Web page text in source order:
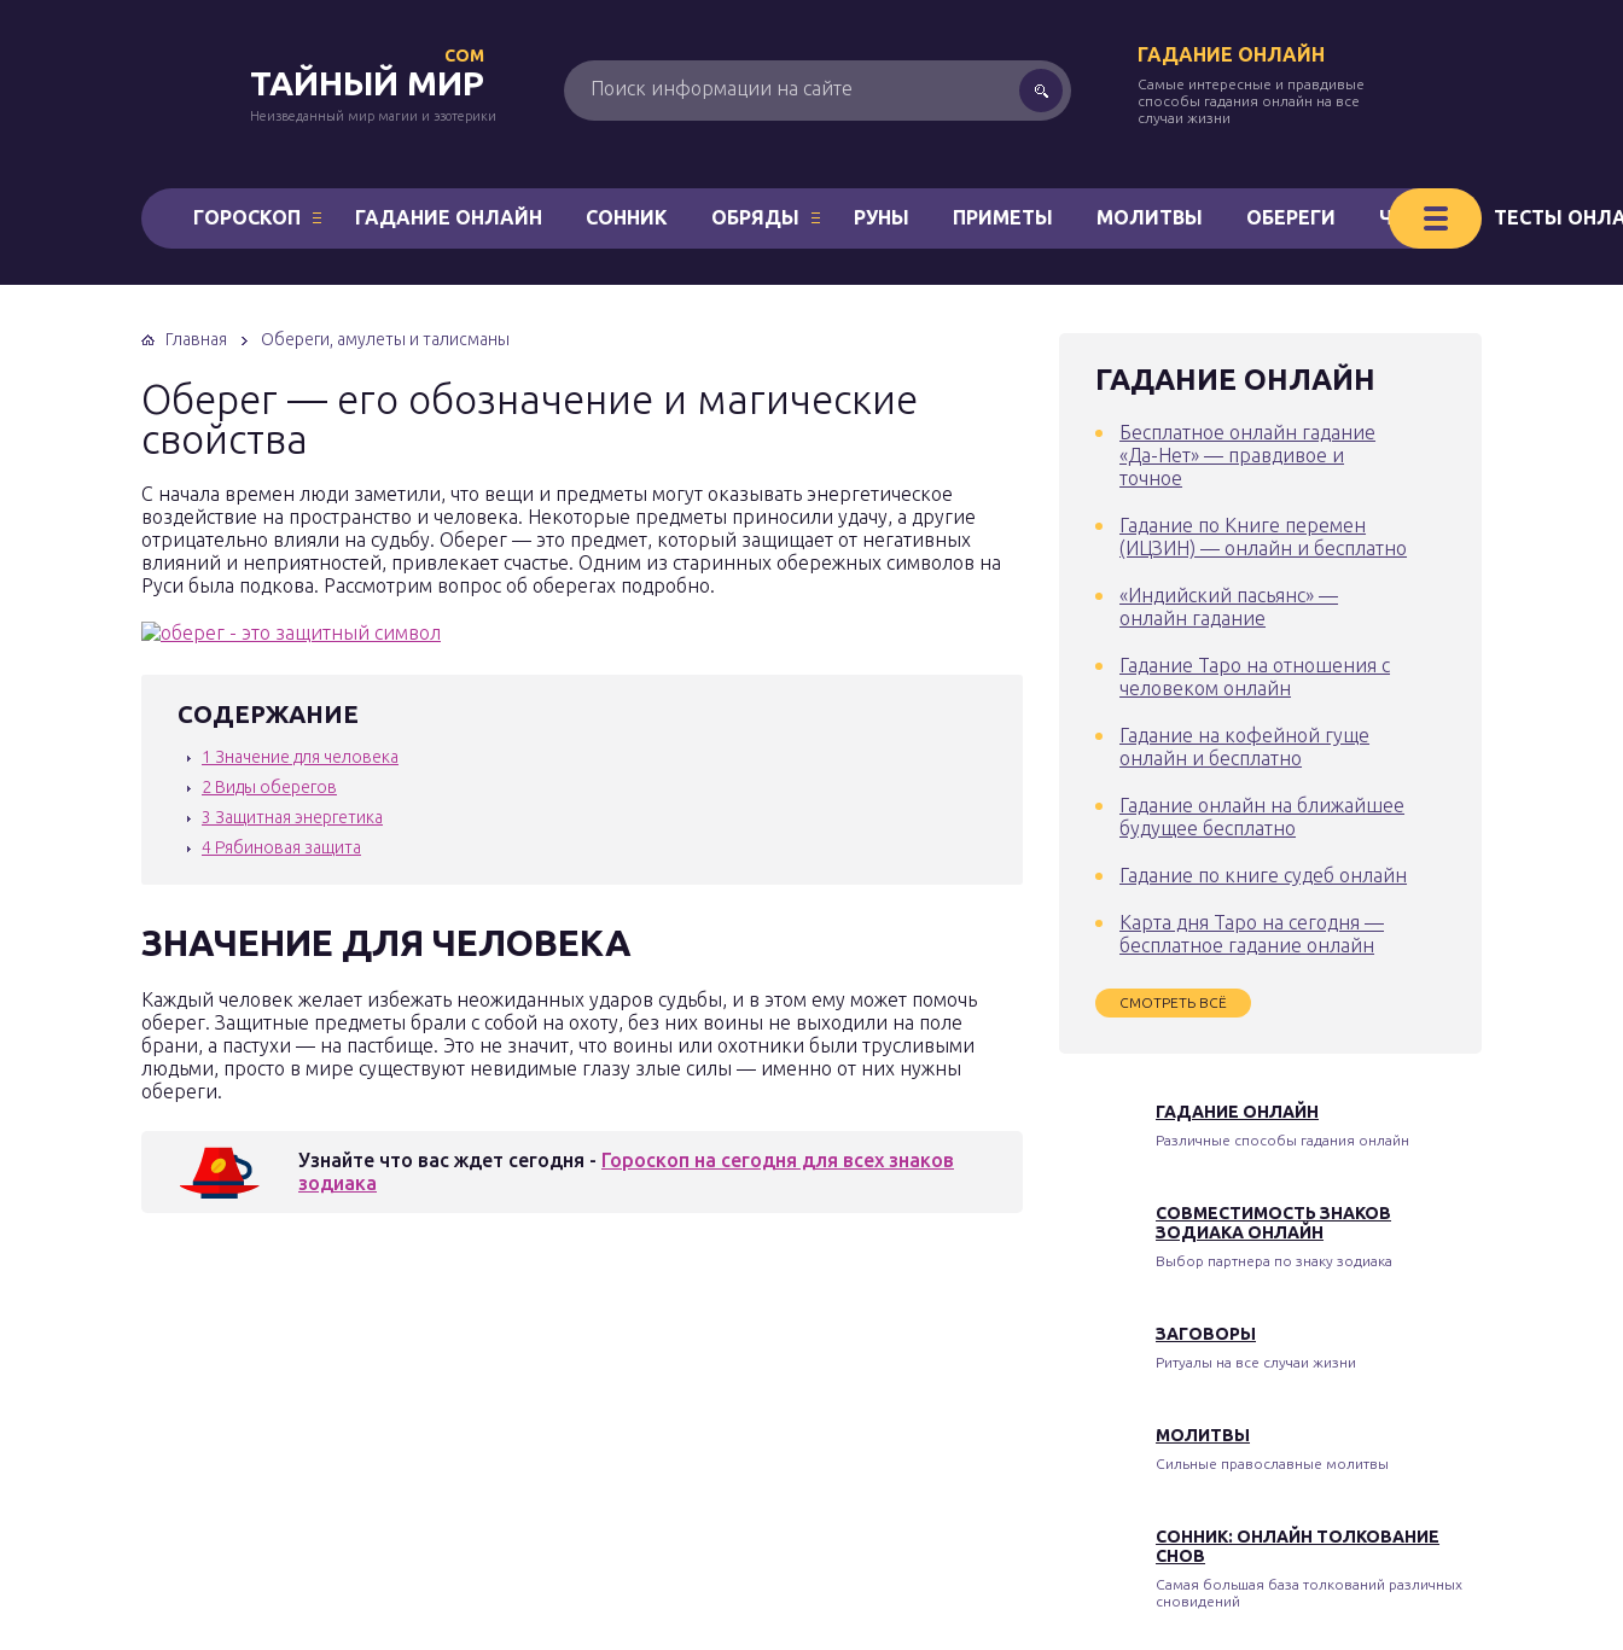
ТАЙНЫЙ МИР
COM
Неизведанный мир магии и эзотерики
ГАДАНИЕ ОНЛАЙН
Самые интересные и правдивые
способы гадания онлайн на все
случаи жизни
ГОРОСКОП ГАДАНИЕ ОНЛАЙН СОННИК ОБРЯДЫ РУНЫ ПРИМЕТЫ МОЛИТВЫ ОБЕРЕГИ ЧАКРЫ ТЕСТЫ
Главная Обереги, амулеты и талисманы
Оберег — его обозначение и магические
свойства
С начала времен люди заметили, что вещи и предметы могут оказывать энергетическое
воздействие на пространство и человека. Некоторые предметы приносили удачу, а другие
отрицательно влияли на судьбу. Оберег — это предмет, который защищает от негативных
влияний и неприятностей, привлекает счастье. Одним из старинных обережных символов на
Руси была подкова. Рассмотрим вопрос об оберегах подробно.
СОДЕРЖАНИЕ
1 Значение для человека
2 Виды оберегов
3 Защитная энергетика
4 Рябиновая защита
ЗНАЧЕНИЕ ДЛЯ ЧЕЛОВЕКА
Каждый человек желает избежать неожиданных ударов судьбы, и в этом ему может помочь
оберег. Защитные предметы брали с собой на охоту, без них воины не выходили на поле
брани, а пастухи — на пастбище. Это не значит, что воины или охотники были трусливыми
людьми, просто в мире существуют невидимые глазу злые силы — именно от них нужны
обереги.
Узнайте что вас ждет сегодня - Гороскоп на сегодня для всех знаков
зодиака
ГАДАНИЕ ОНЛАЙН
Бесплатное онлайн гадание
«Да-Нет» — правдивое и
точное
Гадание по Книге перемен
(ИЦЗИН) — онлайн и бесплатно
«Индийский пасьянс» —
онлайн гадание
Гадание Таро на отношения с
человеком онлайн
Гадание на кофейной гуще
онлайн и бесплатно
Гадание онлайн на ближайшее
будущее бесплатно
Гадание по книге судеб онлайн
Карта дня Таро на сегодня —
бесплатное гадание онлайн
СМОТРЕТЬ ВСЁ
ГАДАНИЕ ОНЛАЙН
Различные способы гадания онлайн
СОВМЕСТИМОСТЬ ЗНАКОВ
ЗОДИАКА ОНЛАЙН
Выбор партнера по знаку зодиака
ЗАГОВОРЫ
Ритуалы на все случаи жизни
МОЛИТВЫ
Сильные православные молитвы
СОННИК: ОНЛАЙН ТОЛКОВАНИЕ
СНОВ
Самая большая база толкований различных
сновидений